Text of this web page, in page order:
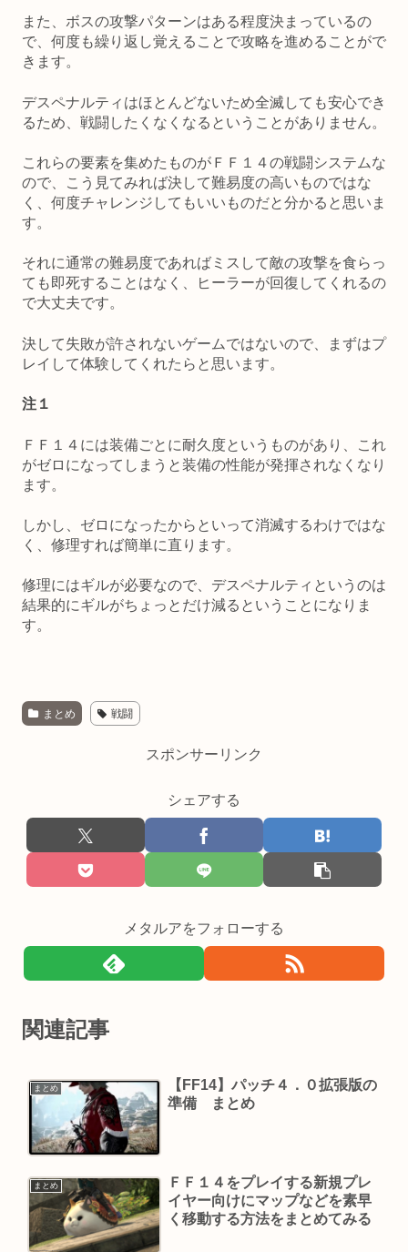
また、ボスの攻撃パターンはある程度決まっているの
で、何度も繰り返し覚えることで攻略を進めることがで
きます。
デスペナルティはほとんどないため全滅しても安心でき
るため、戦闘したくなくなるということがありません。
これらの要素を集めたものがＦＦ１４の戦闘システムな
ので、こう見てみれば決して難易度の高いものではな
く、何度チャレンジしてもいいものだと分かると思いま
す。
それに通常の難易度であればミスして敵の攻撃を食らっ
ても即死することはなく、ヒーラーが回復してくれるの
で大丈夫です。
決して失敗が許されないゲームではないので、まずはプ
レイして体験してくれたらと思います。
注１
ＦＦ１４には装備ごとに耐久度というものがあり、これ
がゼロになってしまうと装備の性能が発揮されなくなり
ます。
しかし、ゼロになったからといって消滅するわけではな
く、修理すれば簡単に直ります。
修理にはギルが必要なので、デスペナルティというのは
結果的にギルがちょっとだけ減るということになりま
す。
まとめ 戦闘
スポンサーリンク
シェアする
メタルアをフォローする
関連記事
まとめ
【FF14】パッチ４．０拡張版の
準備 まとめ
まとめ
ＦＦ１４をプレイする新規プレ
イヤー向けにマップなどを素早
く移動する方法をまとめてみる